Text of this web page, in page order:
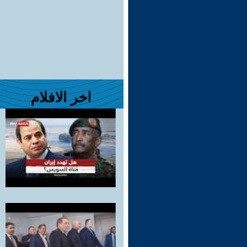
اخر الافلام